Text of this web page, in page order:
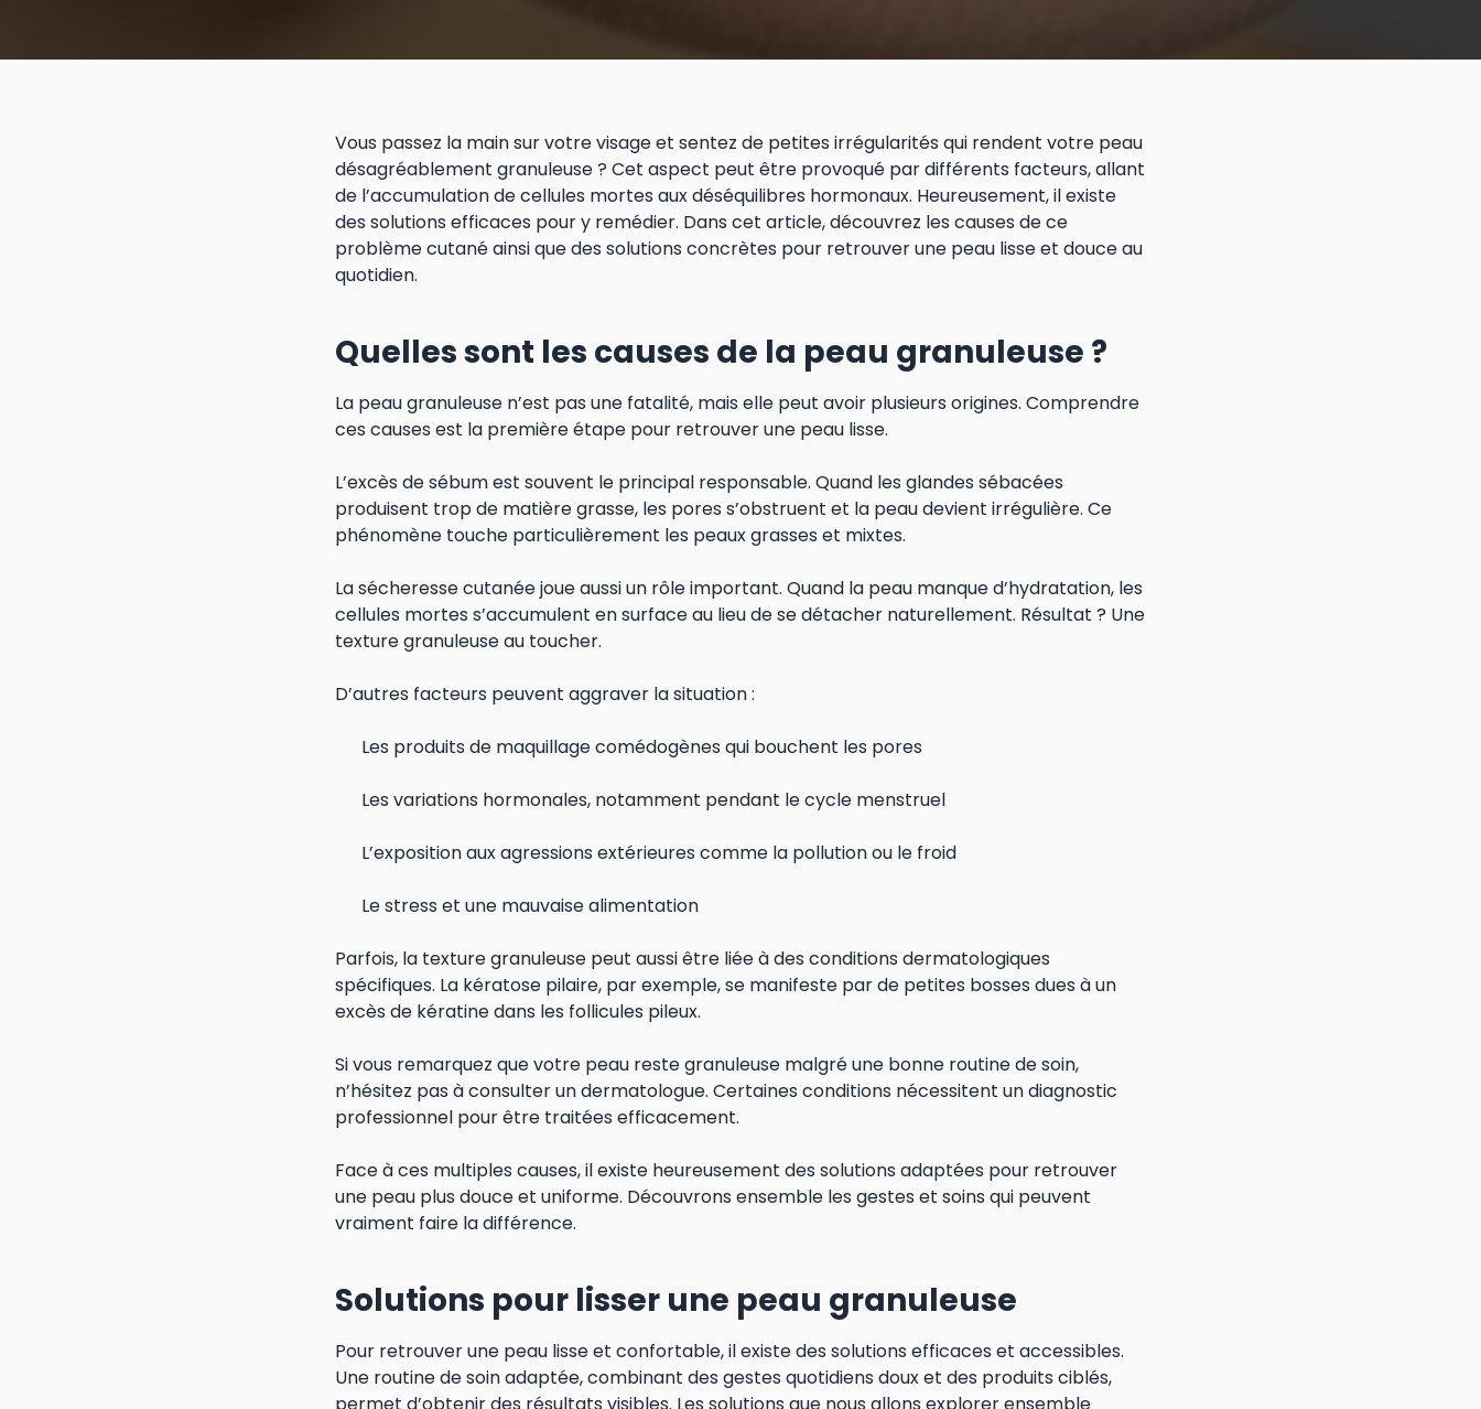
Vous passez la main sur votre visage et sentez de petites irrégularités qui rendent votre peau
désagréablement granuleuse ? Cet aspect peut être provoqué par différents facteurs, allant
de l’accumulation de cellules mortes aux déséquilibres hormonaux. Heureusement, il existe
des solutions efficaces pour y remédier. Dans cet article, découvrez les causes de ce
problème cutané ainsi que des solutions concrètes pour retrouver une peau lisse et douce au
quotidien.
Quelles sont les causes de la peau granuleuse ?
La peau granuleuse n’est pas une fatalité, mais elle peut avoir plusieurs origines. Comprendre
ces causes est la première étape pour retrouver une peau lisse.
L’excès de sébum est souvent le principal responsable. Quand les glandes sébacées
produisent trop de matière grasse, les pores s’obstruent et la peau devient irrégulière. Ce
phénomène touche particulièrement les peaux grasses et mixtes.
La sécheresse cutanée joue aussi un rôle important. Quand la peau manque d’hydratation, les
cellules mortes s’accumulent en surface au lieu de se détacher naturellement. Résultat ? Une
texture granuleuse au toucher.
D’autres facteurs peuvent aggraver la situation :
Les produits de maquillage comédogènes qui bouchent les pores
Les variations hormonales, notamment pendant le cycle menstruel
L’exposition aux agressions extérieures comme la pollution ou le froid
Le stress et une mauvaise alimentation
Parfois, la texture granuleuse peut aussi être liée à des conditions dermatologiques
spécifiques. La kératose pilaire, par exemple, se manifeste par de petites bosses dues à un
excès de kératine dans les follicules pileux.
Si vous remarquez que votre peau reste granuleuse malgré une bonne routine de soin,
n’hésitez pas à consulter un dermatologue. Certaines conditions nécessitent un diagnostic
professionnel pour être traitées efficacement.
Face à ces multiples causes, il existe heureusement des solutions adaptées pour retrouver
une peau plus douce et uniforme. Découvrons ensemble les gestes et soins qui peuvent
vraiment faire la différence.
Solutions pour lisser une peau granuleuse
Pour retrouver une peau lisse et confortable, il existe des solutions efficaces et accessibles.
Une routine de soin adaptée, combinant des gestes quotidiens doux et des produits ciblés,